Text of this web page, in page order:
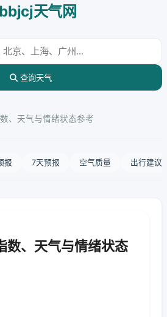
bbjcj天气网
查询天气
、天气与情绪状态参考
报 7天预报 空气质量 出行建议
数、天气与情绪状态